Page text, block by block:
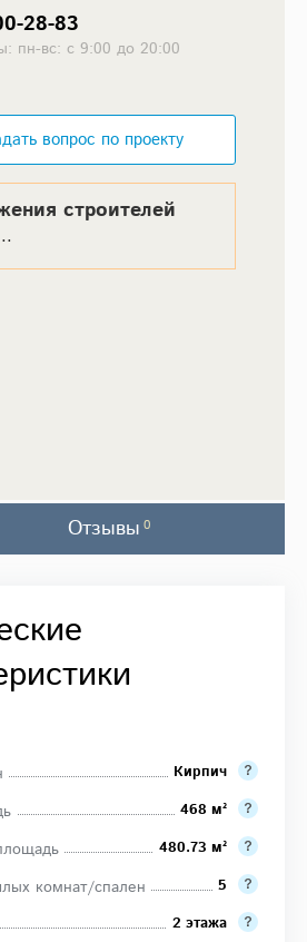
28-83
пн-вс: с 9:00 до 20:00
вопрос по проекту
строителей
Отзывы 0
Кирпич
468 м²
480.73 м²
комнат/спален 5
2 этажа